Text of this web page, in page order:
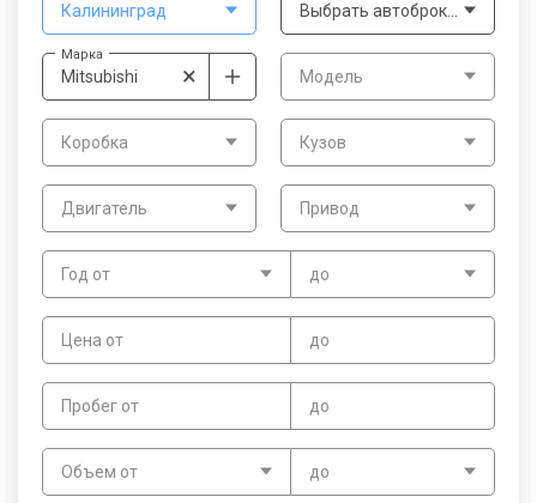
Калининград
Марка
×
Mitsubishi Модель
Год от до
Цена от до
Коробка
Пробег от до
Объем от до
Кузов
Двигатель Привод